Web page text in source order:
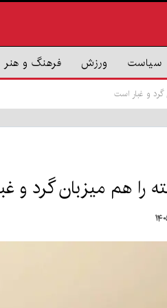
سیاست ورزش فرهنگ و هنر
گرد و غبار است
را هم میزبان گرد و